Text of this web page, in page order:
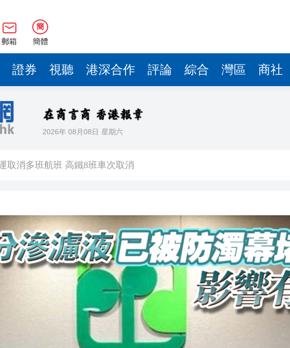
郵箱
簡
簡體
證券 視聽 港深合作 評論 綜合 灣區 商社
2026年 08月08日 星期六
：與美達成「愛國者」導彈供應協議
【《功夫女足》香港將上映】周星馳：因時間調整 未能製作粵語版 對
圖謀殺及自殺案 房屋署：死者曾投訴樓上狗隻噪音 6月已批准調遷
圍泳池現嘔吐物 暫時關閉消毒明早重開
有片丨《功夫女足》將登香港銀幕 周星馳率團隊造勢 劉嘉玲迪麗熱巴等驚喜
台青少年體育舞蹈交流活動」圓滿舉行